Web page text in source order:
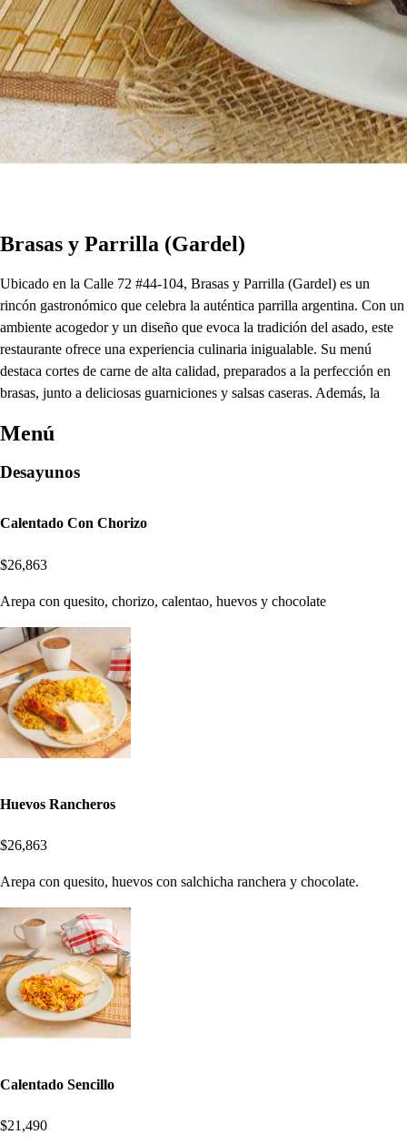
Brasas y Parrilla (Gardel)
Ubicado en la Calle 72 #44-104, Brasas y Parrilla (Gardel) es un
rincón gastronómico que celebra la auténtica parrilla argentina. Con un
ambiente acogedor y un diseño que evoca la tradición del asado, este
restaurante ofrece una experiencia culinaria inigualable. Su menú
destaca cortes de carne de alta calidad, preparados a la perfección en
brasas, junto a deliciosas guarniciones y salsas caseras. Además, la
Menú
Desayunos
Calentado Con Chorizo
$26,863
Arepa con quesito, chorizo, calentao, huevos y chocolate
Huevos Rancheros
$26,863
Arepa con quesito, huevos con salchicha ranchera y chocolate.
Calentado Sencillo
$21,490